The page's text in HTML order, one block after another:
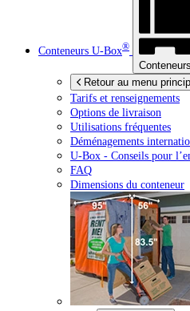
Conteneurs U-Box®
Conteneurs
Retour au menu
Tarifs et renseignements
Options de livraison
Utilisations fréquentes
Déménagements
U-Box - Conseils pour
FAQ
Dimensions du conteneur